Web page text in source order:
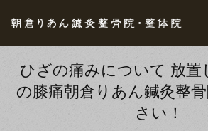
ひざの痛みについて 放置
の膝痛朝倉りあん鍼灸整
さい！